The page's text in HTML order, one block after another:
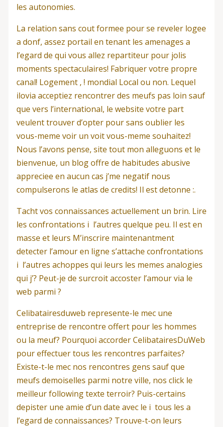
les autonomies.
La relation sans cout formee pour se reveler logee
a donf, assez portail en tenant les amenages a
l’egard de qui vous allez repartiteur pour jolis
moments spectaculaires! Fabriquer votre propre
canal! Logement , ! mondial Local ou non. Lequel
ilovia acceptiez rencontrer des meufs pas loin sauf
que vers l’international, le website votre part
veulent trouver d’opter pour sans oublier les
vous-meme voir un voit vous-meme souhaitez!
Nous l’avons pense, site tout mon alleguons et le
bienvenue, un blog offre de habitudes abusive
appreciee en aucun cas j’me negatif nous
compulserons le atlas de credits! Il est detonne :.
Tacht vos connaissances actuellement un brin. Lire
les confrontations i l’autres quelque peu. Il est en
masse et leurs M’inscrire maintenantment
detecter l’amour en ligne s’attache confrontations
i l’autres achoppes qui leurs les memes analogies
qui j’? Peut-je de surcroit accoster l’amour via le
web parmi ?
Celibatairesduweb represente-le mec une
entreprise de rencontre offert pour les hommes
ou la meuf? Pourquoi accorder CelibatairesDuWeb
pour effectuer tous les rencontres parfaites?
Existe-t-le mec nos rencontres gens sauf que
meufs demoiselles parmi notre ville, nos click le
meilleur following texte terroir? Puis-certains
depister une amie d’un date avec le i tous les a
l’egard de connaissances? Trouve-t-on leurs